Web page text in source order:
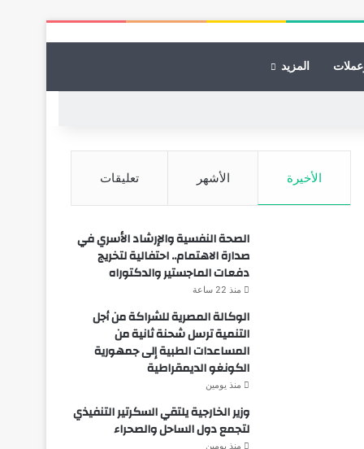
المزيد
الأخيرة الأشهر تعليقات
الصحة النفسية والإرشاد الأسري في
صدارة الاهتمام.. احتفالية لتخريج
دفعات الماجستير والدكتوراه
منذ 22 ساعة
الوكالة المصرية للشراكة من أجل
التنمية ترسل شحنة ثانية من
المساعدات الطبية إلى جمهورية
الكونغو الديمقراطية
منذ يومين
وزير الخارجية يلتقي السكرتير التنفيذي
لتجمع دول الساحل والصحراء
منذ يومين